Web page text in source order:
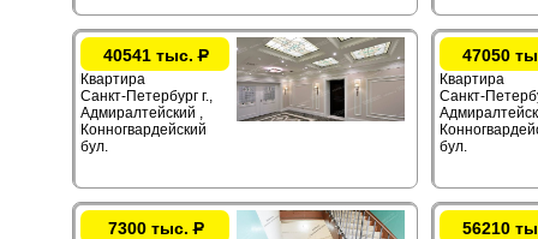
40541 тыс.Р
Квартира
Санкт-Петербург г.,
Адмиралтейский ,
Конногвардейский
бул.
47050
Квартира
Санкт-
бул.
7300 тыс.Р 56210